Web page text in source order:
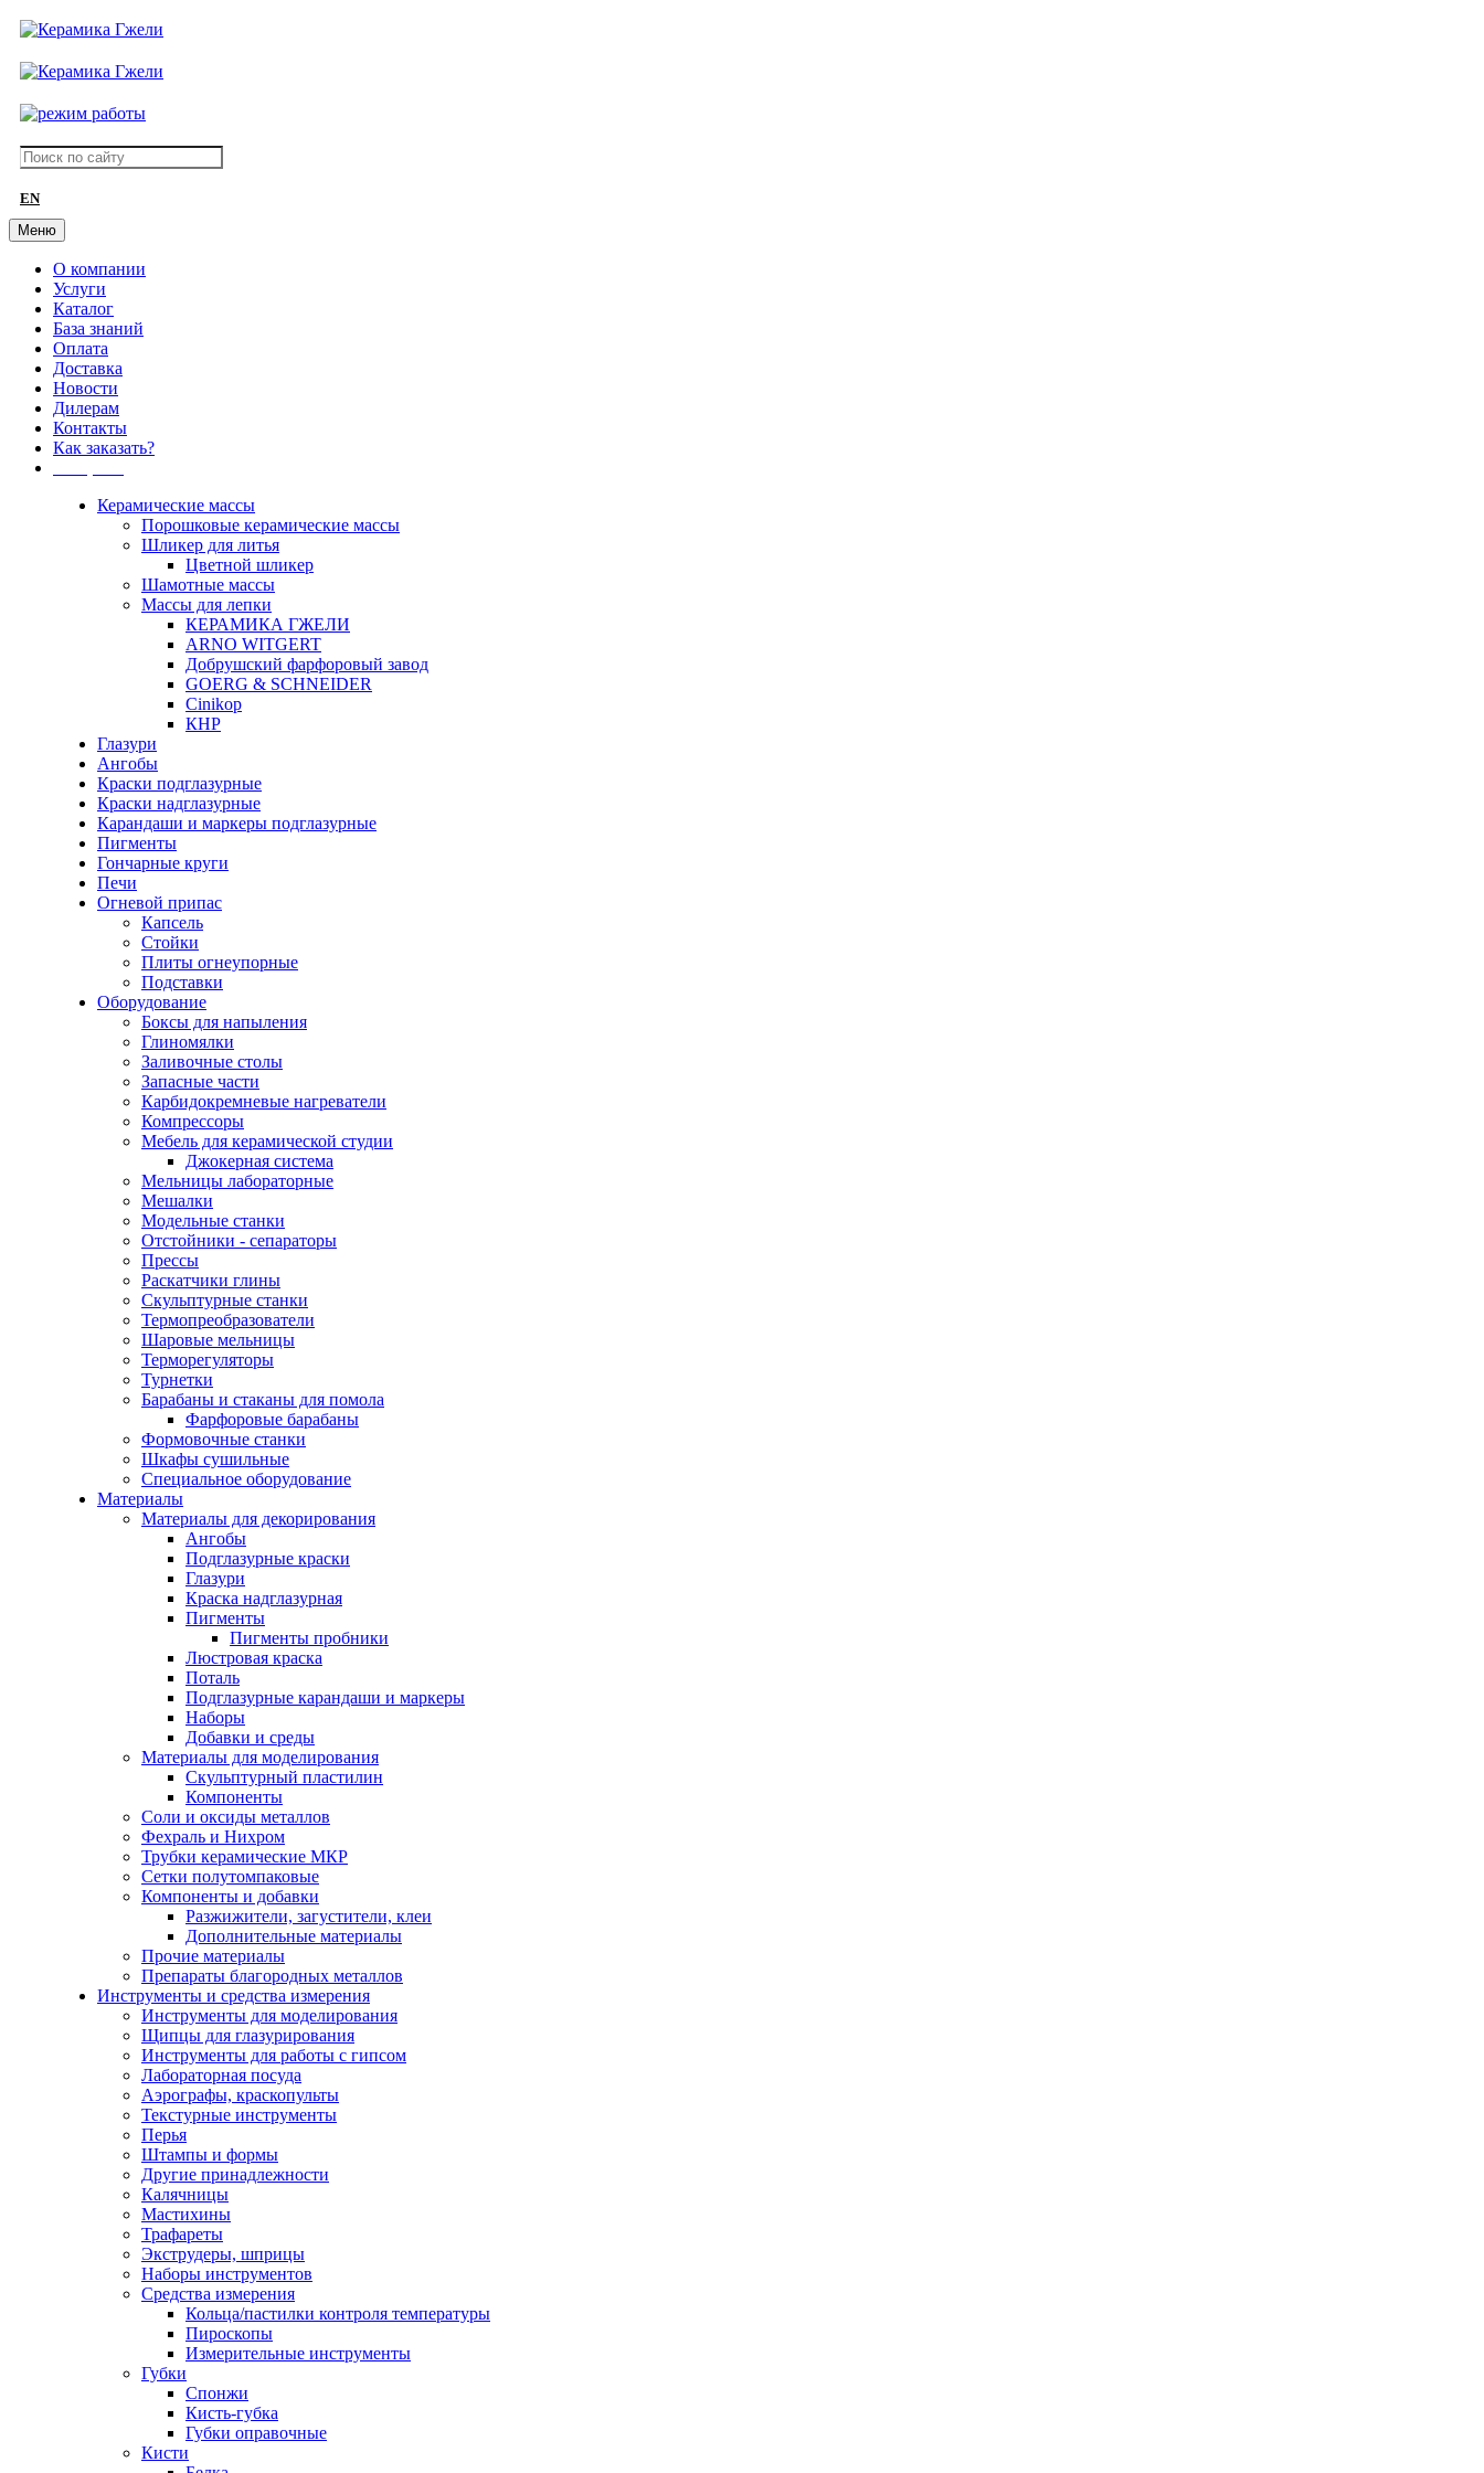
EN
Меню
О компании
Услуги
Каталог
База знаний
Оплата
Доставка
Новости
Дилерам
Контакты
Как заказать?
Керамические массы
Порошковые керамические массы
Шликер для литья
Цветной шликер
Шамотные массы
Массы для лепки
КЕРАМИКА ГЖЕЛИ
ARNO WITGERT
Добрушский фарфоровый завод
GOERG & SCHNEIDER
Cinikop
КНР
Глазури
Ангобы
Краски подглазурные
Краски надглазурные
Карандаши и маркеры подглазурные
Пигменты
Гончарные круги
Печи
Огневой припас
Капсель
Стойки
Плиты огнеупорные
Подставки
Оборудование
Боксы для напыления
Глиномялки
Заливочные столы
Запасные части
Карбидокремневые нагреватели
Компрессоры
Мебель для керамической студии
Джокерная система
Мельницы лабораторные
Мешалки
Модельные станки
Отстойники - сепараторы
Прессы
Раскатчики глины
Скульптурные станки
Термопреобразователи
Шаровые мельницы
Терморегуляторы
Турнетки
Барабаны и стаканы для помола
Фарфоровые барабаны
Формовочные станки
Шкафы сушильные
Специальное оборудование
Материалы
Материалы для декорирования
Ангобы
Подглазурные краски
Глазури
Краска надглазурная
Пигменты
Пигменты пробники
Люстровая краска
Поталь
Подглазурные карандаши и маркеры
Наборы
Добавки и среды
Материалы для моделирования
Скульптурный пластилин
Компоненты
Соли и оксиды металлов
Фехраль и Нихром
Трубки керамические МКР
Сетки полутомпаковые
Компоненты и добавки
Разжижители, загустители, клеи
Дополнительные материалы
Прочие материалы
Препараты благородных металлов
Инструменты и средства измерения
Инструменты для моделирования
Щипцы для глазурирования
Инструменты для работы с гипсом
Лабораторная посуда
Аэрографы, краскопульты
Текстурные инструменты
Перья
Штампы и формы
Другие принадлежности
Калячницы
Мастихины
Трафареты
Экструдеры, шприцы
Наборы инструментов
Средства измерения
Кольца/пастилки контроля температуры
Пироскопы
Измерительные инструменты
Губки
Спонжи
Кисть-губка
Губки оправочные
Кисти